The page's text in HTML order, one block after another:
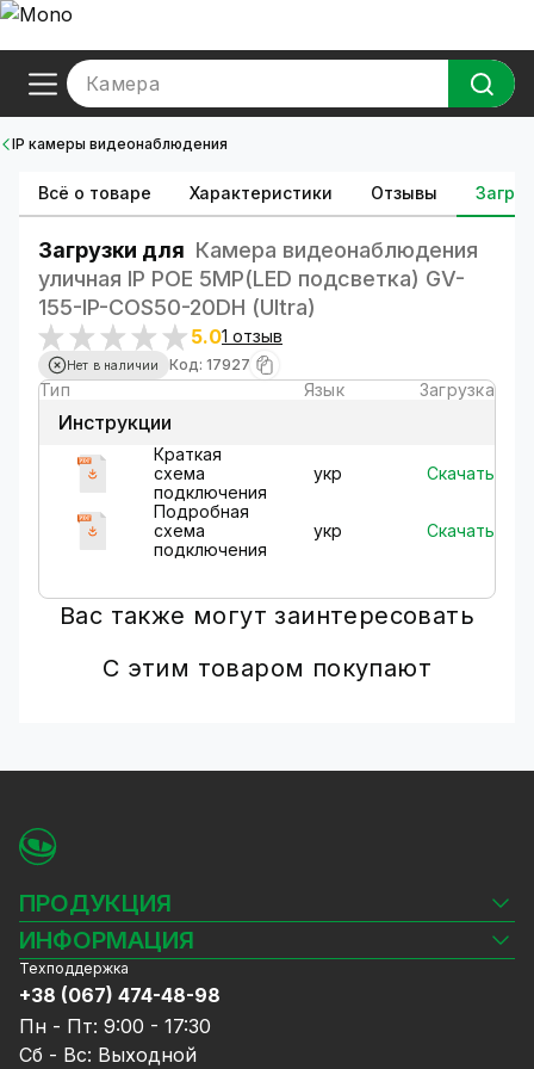
Камера
IP камеры видеонаблюдения
Всё о товаре Характеристики Отзывы
Загрузки для Камера видеонаблюдения
уличная IP POE 5MP(LED подсветка) GV-
155-IP-СOS50-20DH (Ultra)
5.01 отзыв
Нет в наличии Код: 17927
Тип Язык Загрузка
Инструкции
Краткая
схема
подключения
укр
Скачать
Подробная
схема
подключения
укр Скачать
Вас также могут заинтересовать
С этим товаром покупают
ПРОДУКЦИЯ
Камеры видеонаблюдения
Видеорегистраторы
Комплекты видеонаблюдения
СКУД
Источники питания
ИНФОРМАЦИЯ
Блог
Доставка и оплата
Гарантия и Сервисное обслуживание
Политика конфиденциальности
Техподдержка
+38 (067) 474-48-98
Пн - Пт: 9:00 - 17:30
Сб - Вс: Выходной